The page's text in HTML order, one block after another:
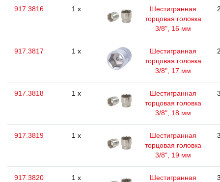
917.3816 1 x
Шестигранная
торцовая головка
3/8", 16 мм
917.3817 1 x
Шестигранная
торцовая головка
3/8", 17 мм
917.3818 1 x
Шестигранная
торцовая головка
3/8", 18 мм
917.3819 1 x
Шестигранная
торцовая головка
3/8", 19 мм
917.3820 1 x Шестигранная